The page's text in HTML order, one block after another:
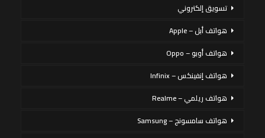
تسويق إلكتروني
هواتف أبل – Apple
هواتف أوبو – Oppo
هواتف إنفينكس – Infinix
هواتف ريلمي – Realme
هواتف سامسونج – Samsung